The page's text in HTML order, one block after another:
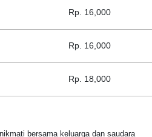
Rp. 16,000
Rp. 16,000
Rp. 18,000
bersama keluarga dan saudara